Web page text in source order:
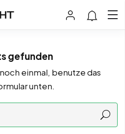
gefunden
einmal, benutze das
unten.